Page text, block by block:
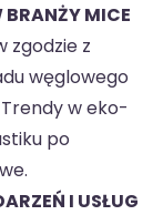
MICE
zgodzie z
węglowego
w eko-
po
I USŁUG